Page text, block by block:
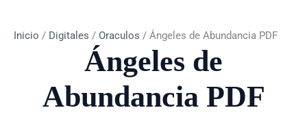
Inicio / Digitales / Oraculos / Ángeles de Abundancia PDF
Ángeles de
Abundancia PDF